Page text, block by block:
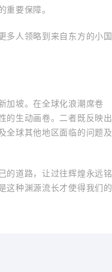
重要保障。
多人领略到来自东方的小国
加坡。在全球化浪潮席卷
的生动画卷。二者既反映出
全球其他地区面临的问题及
的道路，让过往辉煌永远铭
这种渊源流长才使得我们的